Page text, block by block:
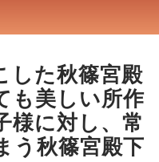
した秋篠宮殿
も美しい所作
様に対し、常
う秋篠宮殿下